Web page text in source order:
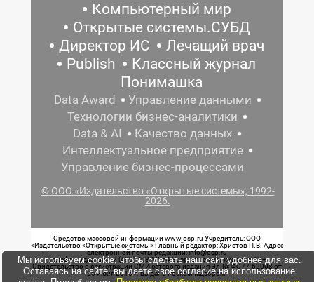
Компьютерный мир
Открытые системы.СУБД
Директор ИС
Лечащий врач
Publish
Классный журнал
Понимашка
Data Award
Управление данными
Технологии бизнес-аналитики
Data & AI
Качество данных
Интеллектуальное предприятие
Управление бизнес-процессами
© ООО «Издательство «Открытые системы», 1992-
2026.
Средство массовой информации www.osp.ru Учредитель: ООО
«Издательство «Открытые системы» Главный редактор: Христов П.В. Адрес
электронной почты редакции: info@osp.ru
Телефон редакции: 7 (499) 703-18-54 Возрастная маркировка: 12+
Свидетельство о регистрации СМИ сетевого издания Эл.№ ФС77-62008 от
05 июня 2015 г. выдано Роскомнадзором.
Мы используем cookie, чтобы сделать наш сайт удобнее для вас.
Оставаясь на сайте, вы даете свое согласие на использование